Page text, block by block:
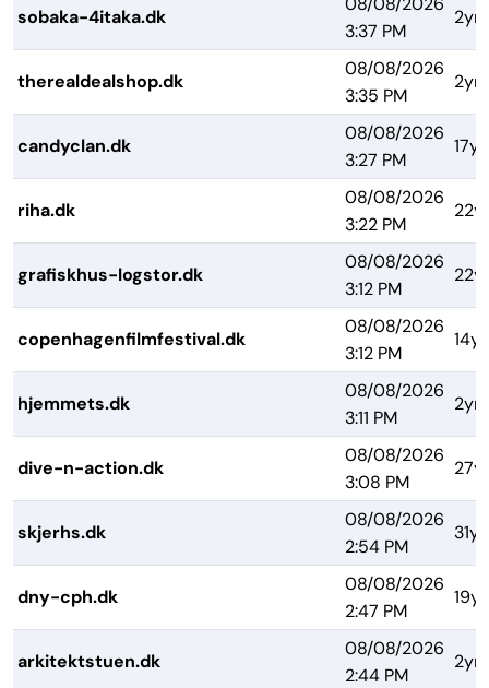
sobaka-4itaka.dk
3:37 PM
2yrs
therealdealshop.dk
08/08/2026
3:35 PM
2yrs
candyclan.dk
08/08/2026
3:27 PM
riha.dk
08/08/2026
3:22 PM
grafiskhus-logstor.dk
08/08/2026
3:12 PM
copenhagenfilmfestival.dk
08/08/2026
3:12 PM
hjemmets.dk
08/08/2026
3:11 PM
2yrs
dive-n-action.dk
08/08/2026
3:08 PM
skjerhs.dk
08/08/2026
2:54 PM
dny-cph.dk
08/08/2026
2:47 PM
arkitektstuen.dk
08/08/2026
2:44 PM
2yrs